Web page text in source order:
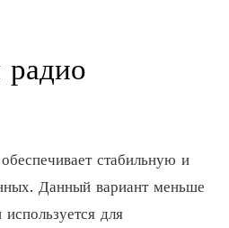
радио
стабильную и
Данный вариант меньше
для